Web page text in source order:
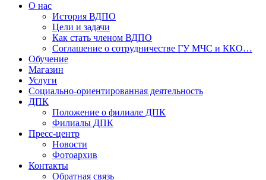
О нас
История ВДПО
Цели и задачи
Как стать членом ВДПО
Соглашение о сотрудничестве ГУ МЧС и ККО…
Обучение
Магазин
Услуги
Социально-ориентированная деятельность
ДПК
Положение о филиале ДПК
Филиалы ДПК
Пресс-центр
Новости
Фотоархив
Контакты
Обратная связь